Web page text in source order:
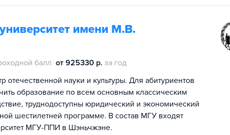
имени М.В.
балл от 925330 р. за год
отечественной науки и культуры. Для абитуриентов
образование по всем основным классическим
труднодоступны юридический и экономический
шестилетней программе. В состав МГУ входят
МГУ-ППИ в Шэньчжэне.